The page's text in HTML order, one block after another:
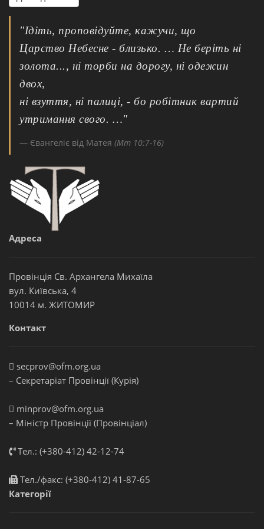
"Ідіть, проповідуйте, кажучи, що
Царство Небесне - близько. … Не беріть ні
золота..., ні торби на дорогу, ні одежин
двох,
ні взуття, ні палиці, - бо робітник вартий
утримання свого. …"
Євангеліє від Матея (Мт 10:7-16)
Адреса
Провінція Св. Архангела Михаїла
вул. Київська, 4
10014 м. ЖИТОМИР
Контакт
secprov@ofm.org.ua
– Секретаріат Провінції (Курія)
minprov@ofm.org.ua
– Міністр Провінції (Провінціал)
Тел.: (+380-412) 42-12-74
Тел./факс: (+380-412) 41-87-65
Категорії